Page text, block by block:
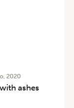
2020
ashes